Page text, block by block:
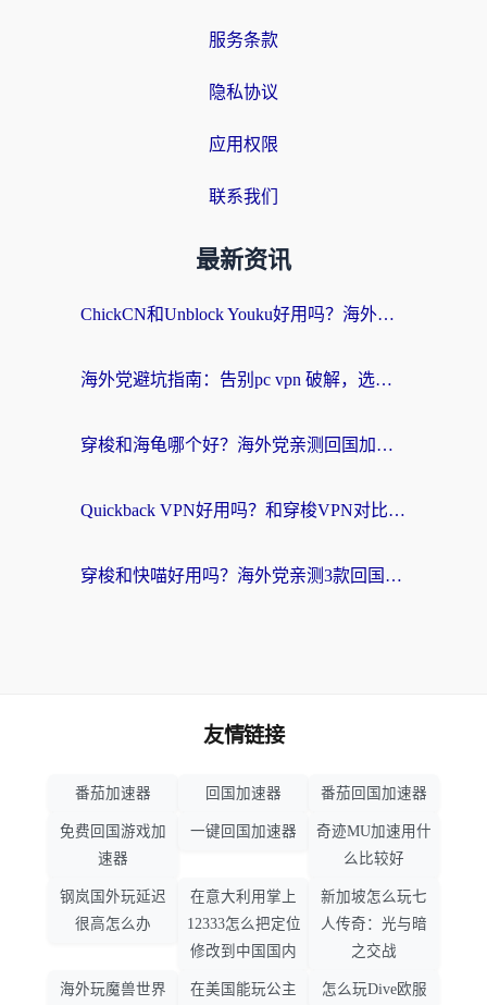
服务条款
隐私协议
应用权限
联系我们
最新资讯
ChickCN和Unblock Youku好用吗？海外党亲测3款回国加速器，附iOS免费选择指南
海外党避坑指南：告别pc vpn 破解，选对回国加速器轻松访问国内资源
穿梭和海龟哪个好？海外党亲测回国加速器，附电脑免费VPN推荐
Quickback VPN好用吗？和穿梭VPN对比哪个回国效果更好？海外党必看的真实测评与选择指南
穿梭和快喵好用吗？海外党亲测3款回国加速器，附日本回国VPN避坑指南
友情链接
番茄加速器 回国加速器 番茄回国加速器
免费回国游戏加
速器
一键回国加速器
奇迹MU加速用什
么比较好
钢岚国外玩延迟
很高怎么办
在意大利用掌上
12333怎么把定位
修改到中国国内
新加坡怎么玩七
人传奇：光与暗
之交战
海外玩魔兽世界 在美国能玩公主 怎么玩Dive欧服